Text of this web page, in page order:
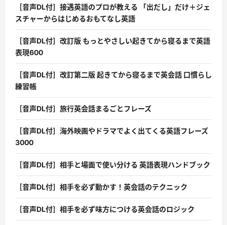
［音声DL付］接遇英語のプロが教える 「出だし」だけ＋ジェ
スチャーからはじめるおもてなし英語
［音声DL付］改訂版 もっとやさしい起きてから寝るまで英語
表現600
［音声DL付］改訂第二版 起きてから寝るまで英会話 口慣らし
練習帳
［音声DL付］旅行英会話まるごとフレーズ
［音声DL付］海外映画やドラマでよく出てくる英語フレーズ
3000
［音声DL付］相手と場面で使い分ける 英語表現ハンドブック
［音声DL付］相手を必ず動かす！英会話のテクニック
［音声DL付］相手を必ず味方につける英会話のロジック